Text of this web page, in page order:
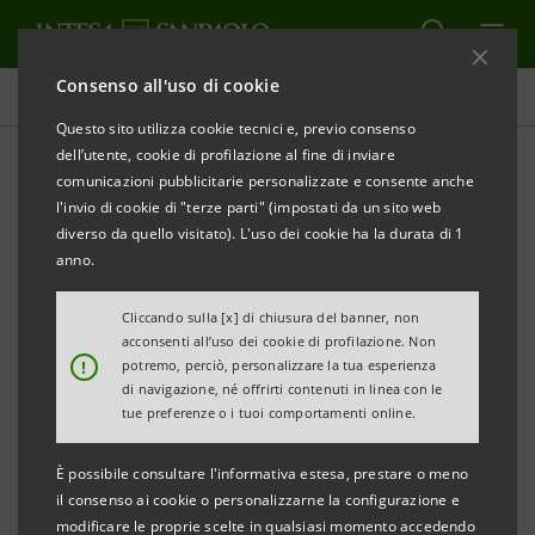
Consenso all'uso di cookie
Questo sito utilizza cookie tecnici e, previo consenso
dell’utente, cookie di profilazione al fine di inviare
comunicazioni pubblicitarie personalizzate e consente anche
l'invio di cookie di "terze parti" (impostati da un sito web
diverso da quello visitato). L'uso dei cookie ha la durata di 1
anno.
!
Cliccando sulla [x] di chiusura del banner, non
acconsenti all’uso dei cookie di profilazione. Non
potremo, perciò, personalizzare la tua esperienza
di navigazione, né offrirti contenuti in linea con le
tue preferenze o i tuoi comportamenti online.
È possibile consultare l'informativa estesa, prestare o meno
il consenso ai cookie o personalizzarne la configurazione e
modificare le proprie scelte in qualsiasi momento accedendo
Comunicati stampa
STAMPA AGGIORNA
L’ASSEMBLEA DI BIIS – BANCA INFRASTRUTTURE
INNOVAZIONE E SVILUPPO (GRUPPO INTESA
SANPAOLO) NOMINA I NUOVI ORGANI SOCIALI ED
APPROVA IL BILANCIO 2007
• Nominato Presidente Mario Mauro, già membro
del Consiglio
• Proventi operativi netti pro forma 2007 a 254
milioni
• Totale attivo a 44 miliardi